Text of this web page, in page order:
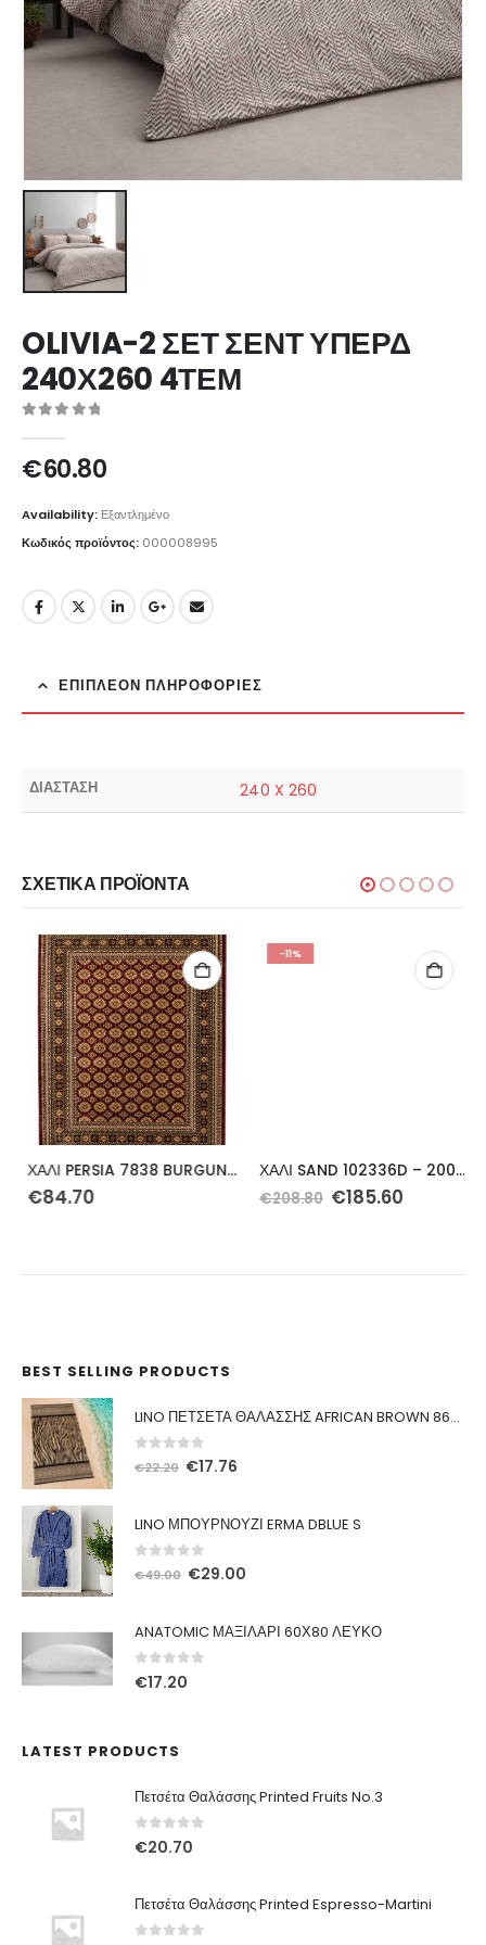
OLIVIA-2 ΣΕΤ ΣΕΝΤ ΥΠΕΡΔ
240Χ260 4ΤΕΜ
€60.80
Availability: Εξαντλημένο
Κωδικός προϊόντος: 000008995
ΕΠΙΠΛΈΟΝ ΠΛΗΡΟΦΟΡΊΕΣ
ΔΙΑΣΤΑΣΗ 240 X 260
ΣΧΕΤΙΚΆ ΠΡΟΪΌΝΤΑ
ΧΑΛΙ PERSIA 7838 BURGUNDY ΜΕ ΚΡΟΣΣΙ – 133X190 NewPlan
€84.70
-11%
ΧΑΛΙ SAND 102336D – 200X290 NewPlan
€208.80 Original
€185.60Η
BEST SELLING PRODUCTS
LINO ΠΕΤΣΕΤΑ ΘΑΛΑΣΣΗΣ AFRICAN BROWN 86X160
out of 5
€22.20 Original
€17.76
LINO ΜΠΟΥΡΝΟΥΖΙ ERMA DBLUE S
out of 5
€49.00 Original
€29.00
ANATOMIC ΜΑΞΙΛΑΡΙ 60Χ80 ΛΕΥΚΟ
0out of 5
€17.20
LATEST PRODUCTS
Πετσέτα Θαλάσσης Printed Fruits No.3
0out of 5
€20.70
Πετσέτα Θαλάσσης Printed Espresso-Martini